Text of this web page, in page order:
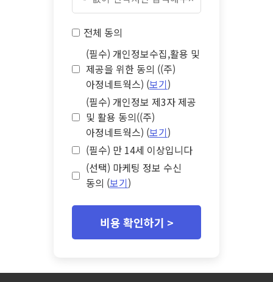
전체 동의
(필수) 개인정보수집,활용 및
제공을 위한 동의 ((주)
아정네트웍스) (보기)
(필수) 개인정보 제3자 제공
및 활용 동의((주)
아정네트웍스) (보기)
(필수) 만 14세 이상입니다
(선택) 마케팅 정보 수신
동의 (보기)
비용 확인하기 >